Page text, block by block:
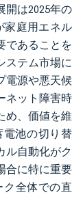
開は2025年の
家庭用エネル
であることを
ステム市場に
電源や悪天候
ネット障害時
め、価値を維
池の切り替
ル自動化がク
合に特に重要
ク全体での直